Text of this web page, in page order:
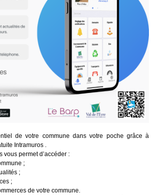
de votre commune dans votre poche grâce à
Intramuros .
vous permet d’accéder :
;
;
;
de votre commune.